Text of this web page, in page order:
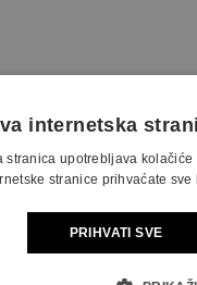
internetska
stranica upotrebljava
stranice prihvaćate
PRIHVATI SVE